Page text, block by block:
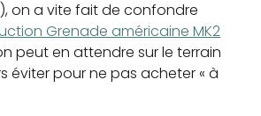
on a vite fait de confondre
Grenade américaine MK2
peut en attendre sur le terrain
éviter pour ne pas acheter « à